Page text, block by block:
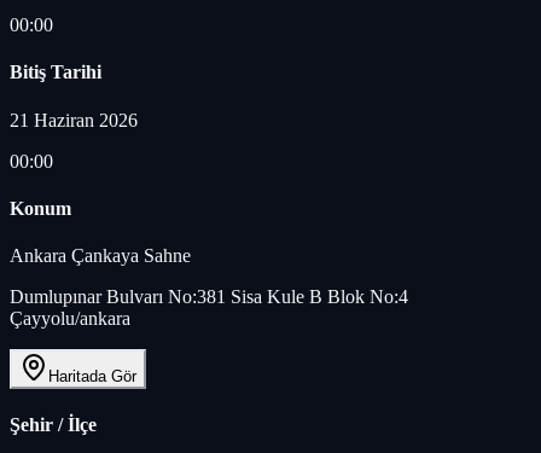
00:00
Bitiş Tarihi
21 Haziran 2026
00:00
Konum
Ankara Çankaya Sahne
Dumlupınar Bulvarı No:381 Sisa Kule B Blok No:4
Çayyolu/ankara
Haritada Gör
Şehir / İlçe